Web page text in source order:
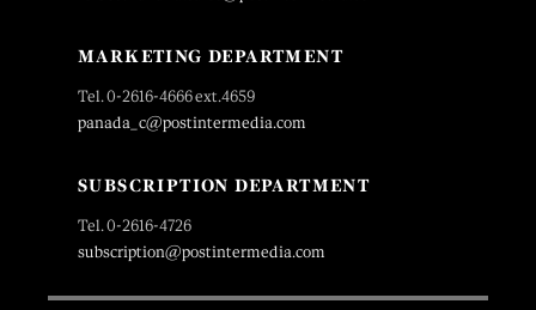
MARKETING DEPARTMENT
Tel. 0-2616-4666 ext.4659
panada_c@postintermedia.com
SUBSCRIPTION DEPARTMENT
Tel. 0-2616-4726
subscription@postintermedia.com